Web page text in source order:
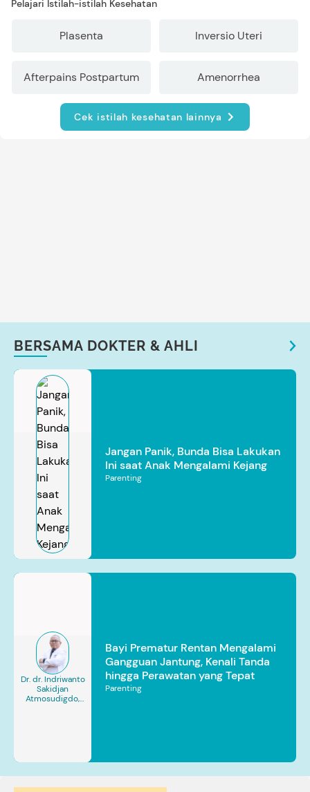
Pelajari Istilah-istilah Kesehatan
Plasenta Inversio Uteri
Afterpains Postpartum Amenorrhea
Cek istilah kesehatan lainnya
BERSAMA DOKTER & AHLI
Jangan Panik, Bunda Bisa Lakukan
Ini saat Anak Mengalami Kejang
Parenting
Dr. dr. Indriwanto
Sakidjan
Atmosudigdo,
Bayi Prematur Rentan Mengalami
Gangguan Jantung, Kenali Tanda
hingga Perawatan yang Tepat
Parenting